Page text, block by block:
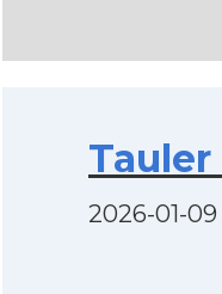
2026-01-09